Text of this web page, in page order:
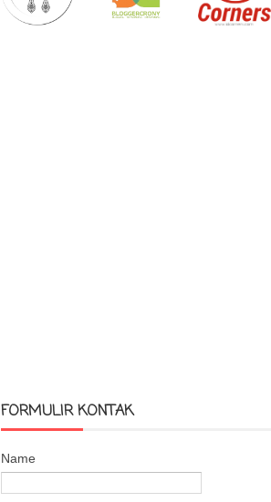
FORMULIR KONTAK
Name